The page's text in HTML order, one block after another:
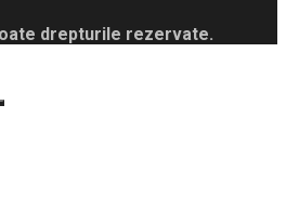
drepturile rezervate.